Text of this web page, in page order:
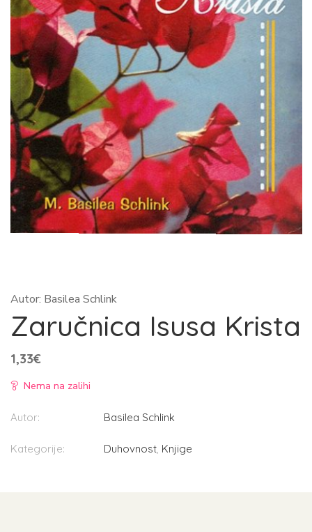
Autor: Basilea Schlink
Zaručnica Isusa Krista
1,33€
Nema na zalihi
Autor: Basilea Schlink
Kategorije: Duhovnost, Knjige